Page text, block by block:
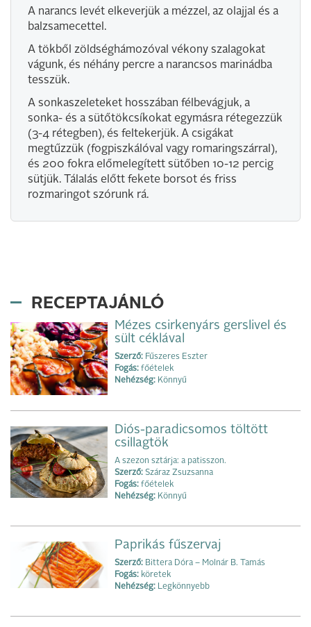
A narancs levét elkever­jük a mézzel, az ­olajjal és a
balzsamecettel.
A tökből zöldséghámozóval vékony szalagokat
vágunk, és néhány percre a narancsos marinádba
tesszük.
A sonkaszeleteket hosszában félbevágjuk, a
sonka- és a sütőtökcsíkokat egymásra rétegezzük
(3-4 rétegben), és feltekerjük. A csigákat
megtűzzük (fogpiszkálóval vagy romaringszárral),
és 200 fokra előmelegített sütőben 10-12 percig
sütjük. Tálalás előtt fekete borsot és friss
rozmaringot szórunk rá.
RECEPTAJÁNLÓ
Mézes csirkenyárs gerslivel és
sült céklával
Szerző: Fűszeres Eszter
Fogás: főételek
Nehézség: Könnyű
Diós-paradicsomos töltött
csillagtök
A szezon sztárja: a patisszon.
Szerző: Száraz Zsuzsanna
Fogás: főételek
Nehézség: Könnyű
Paprikás fűszervaj
Szerző: Bittera Dóra – Molnár B. Tamás
Fogás: köretek
Nehézség: Legkönnyebb